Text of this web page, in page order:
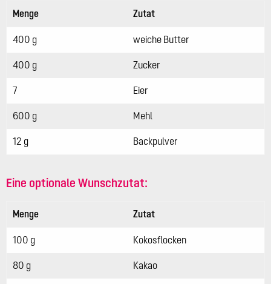
Menge Zutat
400 g weiche Butter
400 g Zucker
7 Eier
600 g Mehl
12 g Backpulver
Eine optionale Wunschzutat:
Menge Zutat
100 g Kokosflocken
80 g Kakao